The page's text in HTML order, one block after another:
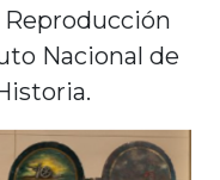
Reproducción
Nacional de